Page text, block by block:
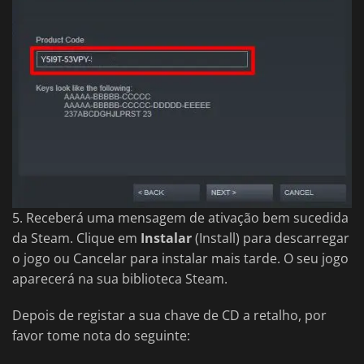
5. Receberá uma mensagem de ativação bem sucedida
da Steam. Clique em Instalar(Install) para descarregar
o jogo ou Cancelar para instalar mais tarde. O seu jogo
aparecerá na sua biblioteca Steam.
Depois de registar a sua chave de CD a retalho, por
favor tome nota do seguinte: